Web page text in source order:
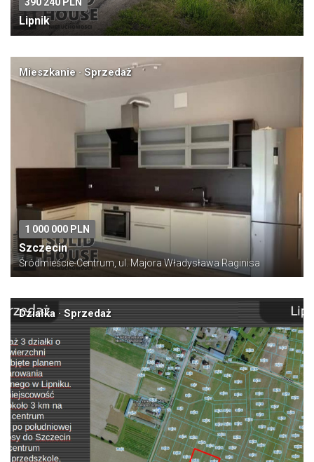
Lipnik
Mieszkanie · Sprzedaż
1 000 000 PLN
Szczecin
Śródmieście-Centrum, ul. Majora Władysława Raginisa
Działka · Sprzedaż